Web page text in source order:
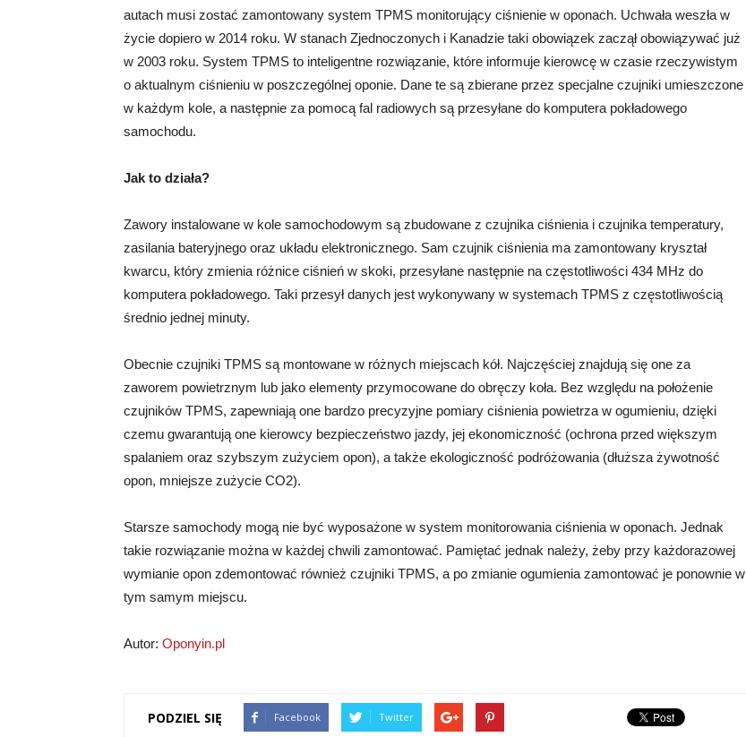
autach musi zostać zamontowany system TPMS monitorujący ciśnienie w oponach. Uchwała weszła w
życie dopiero w 2014 roku. W stanach Zjednoczonych i Kanadzie taki obowiązek zaczął obowiązywać już
w 2003 roku. System TPMS to inteligentne rozwiązanie, które informuje kierowcę w czasie rzeczywistym
o aktualnym ciśnieniu w poszczególnej oponie. Dane te są zbierane przez specjalne czujniki umieszczone
w każdym kole, a następnie za pomocą fal radiowych są przesyłane do komputera pokładowego
samochodu.
Jak to działa?
Zawory instalowane w kole samochodowym są zbudowane z czujnika ciśnienia i czujnika temperatury,
zasilania bateryjnego oraz układu elektronicznego. Sam czujnik ciśnienia ma zamontowany kryształ
kwarcu, który zmienia różnice ciśnień w skoki, przesyłane następnie na częstotliwości 434 MHz do
komputera pokładowego. Taki przesył danych jest wykonywany w systemach TPMS z częstotliwością
średnio jednej minuty.
Obecnie czujniki TPMS są montowane w różnych miejscach kół. Najczęściej znajdują się one za
zaworem powietrznym lub jako elementy przymocowane do obręczy koła. Bez względu na położenie
czujników TPMS, zapewniają one bardzo precyzyjne pomiary ciśnienia powietrza w ogumieniu, dzięki
czemu gwarantują one kierowcy bezpieczeństwo jazdy, jej ekonomiczność (ochrona przed większym
spalaniem oraz szybszym zużyciem opon), a także ekologiczność podróżowania (dłuższa żywotność
opon, mniejsze zużycie CO2).
Starsze samochody mogą nie być wyposażone w system monitorowania ciśnienia w oponach. Jednak
takie rozwiązanie można w każdej chwili zamontować. Pamiętać jednak należy, żeby przy każdorazowej
wymianie opon zdemontować również czujniki TPMS, a po zmianie ogumienia zamontować je ponownie w
tym samym miejscu.
Autor: Oponyin.pl
PODZIEL SIĘ Facebook Twitter